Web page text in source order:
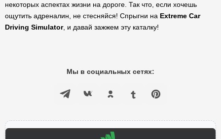
некоторых аспектах жизни на дороге. Так что, если хочешь
ощутить адреналин, не стесняйся! Спрыгни на Extreme Car
Driving Simulator, и давай зажжем эту каталку!
Мы в социальных сетях: